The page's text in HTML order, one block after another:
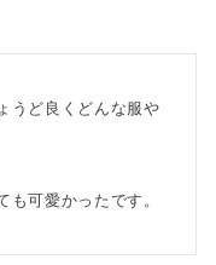
うど良くどんな服や
可愛かったです。